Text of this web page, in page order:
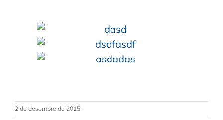
2 de desembre de 2015